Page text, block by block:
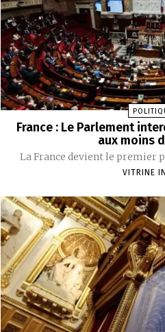
France : Le Parlement
aux moins
La France devient le premier
VITRINE